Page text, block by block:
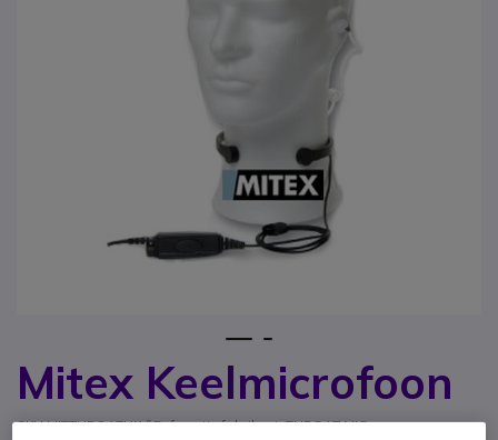
Mitex Keelmicrofoon
SKU MITTHROATUK // Referentie fabrikant: THROAT MIC
Ga naar het begin van de afbeeldingen-gallerij